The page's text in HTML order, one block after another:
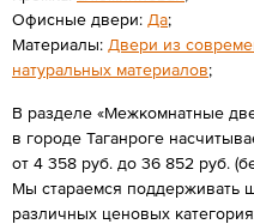
Офисные двери: Да;
Материалы: Двери из
натуральных материалов;
В разделе «Межкомнатные
в городе Таганроге
от 4 358 руб. до 36 852 руб.
Мы стараемся поддерживать
различных ценовых